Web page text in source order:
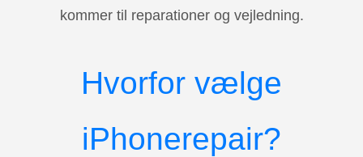
kommer til reparationer og vejledning.
Hvorfor vælge
iPhonerepair?